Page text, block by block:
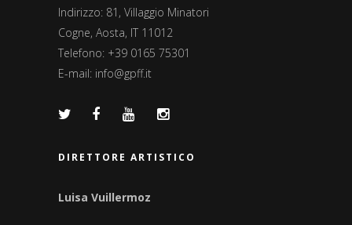
Indirizzo: 81, Villaggio Minatori
Cogne, Aosta, IT 11012
Telefono: +39 0165 75301
E-mail: info@gpff.it
DIRETTORE ARTISTICO
Luisa Vuillermoz